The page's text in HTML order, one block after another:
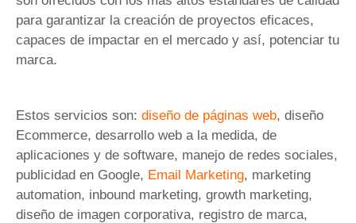
para garantizar la creación de proyectos eficaces,
capaces de impactar en el mercado y así, potenciar tu
marca.
Estos servicios son: diseño de páginas web, diseño
Ecommerce, desarrollo web a la medida, de
aplicaciones y de software, manejo de redes sociales,
publicidad en Google, Email Marketing, marketing
automation, inbound marketing, growth marketing,
diseño de imagen corporativa, registro de marca,